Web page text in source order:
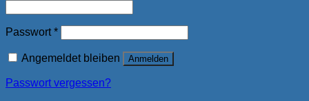
Passwort*
Angemeldet bleiben Anmelden
Passwort vergessen?